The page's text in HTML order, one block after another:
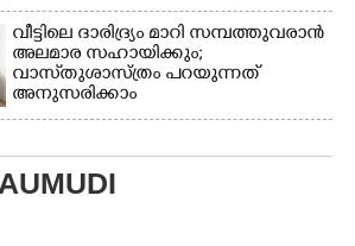
വീട്ടിലെ ദാരിദ്ര്യം മാറി സമ്പത്തുവരാൻ
അലമാര സഹായിക്കും;
വാസ്‌തുശാസ്ത്രം പറയുന്നത്
അനുസരിക്കാം